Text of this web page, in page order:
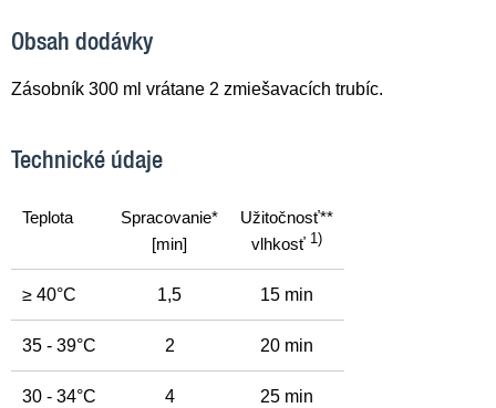
Obsah dodávky
Zásobník 300 ml vrátane 2 zmiešavacích trubíc.
Technické údaje
Teplota
Spracovanie*
[min]
Užitočnosť**
vlhkosť 1)
≥ 40°C 1,5 15 min
35 - 39°C 2 20 min
30 - 34°C 4 25 min